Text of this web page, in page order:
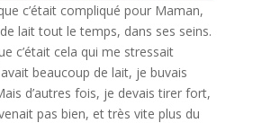
c’était compliqué pour Maman,
lait tout le temps, dans ses seins.
c’était cela qui me stressait
beaucoup de lait, je buvais
d’autres fois, je devais tirer fort,
pas bien, et très vite plus du